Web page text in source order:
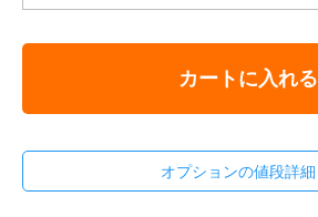
カートに入れる
オプションの値段詳細